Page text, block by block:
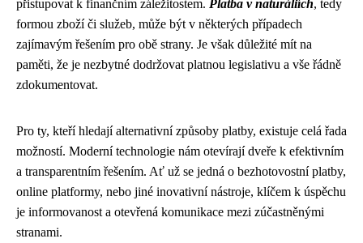
přistupovat k finančním záležitostem. Platba v naturáliích, tedy
formou zboží či služeb, může být v některých případech
zajímavým řešením pro obě strany. Je však důležité mít na
paměti, že je nezbytné dodržovat platnou legislativu a vše řádně
zdokumentovat.
Pro ty, kteří hledají alternativní způsoby platby, existuje celá řada
možností. Moderní technologie nám otevírají dveře k efektivním
a transparentním řešením. Ať už se jedná o bezhotovostní platby,
online platformy, nebo jiné inovativní nástroje, klíčem k úspěchu
je informovanost a otevřená komunikace mezi zúčastněnými
stranami.